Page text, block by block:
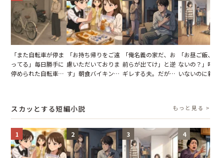
「また自転車が停ま
ってる」毎日勝手に
停められた自転車。
「お持ち帰りをご遠
慮いただいておりま
す」朝食バイキング
が一変
「俺名義の家だ、お
前らが出てけ」と逆
ギレする夫。だが、
「お昼ご飯、
ないの？」呼
いないのに新
スカッとする短編小説 もっと見る >
1 2 3 4